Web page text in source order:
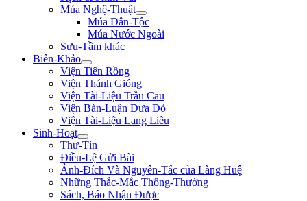
Múa Nghệ-Thuật
Múa Dân-Tộc
Múa Nước Ngoài
Sưu-Tầm khác
Biên-Khảo
Viện Tiên Rồng
Viện Thánh Gióng
Viện Tài-Liệu Trầu Cau
Viện Bàn-Luận Dưa Đỏ
Viện Tài-Liệu Lang Liêu
Sinh-Hoạt
Thư-Tín
Điều-Lệ Gửi Bài
Ảnh-Đích Và Nguyên-Tắc của Làng Huệ
Những Thắc-Mắc Thông-Thường
Sách, Báo Nhận Được